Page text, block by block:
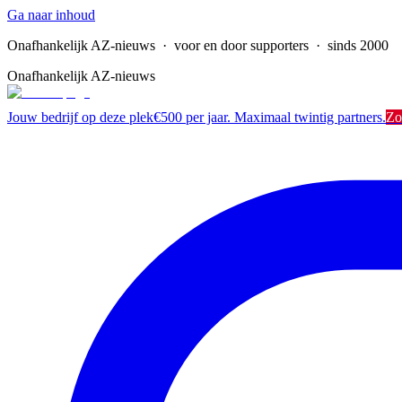
Ga naar inhoud
Onafhankelijk AZ-nieuws · voor en door supporters · sinds 2000
Onafhankelijk AZ-nieuws
Jouw bedrijf op deze plek€500 per jaar. Maximaal twintig partners.